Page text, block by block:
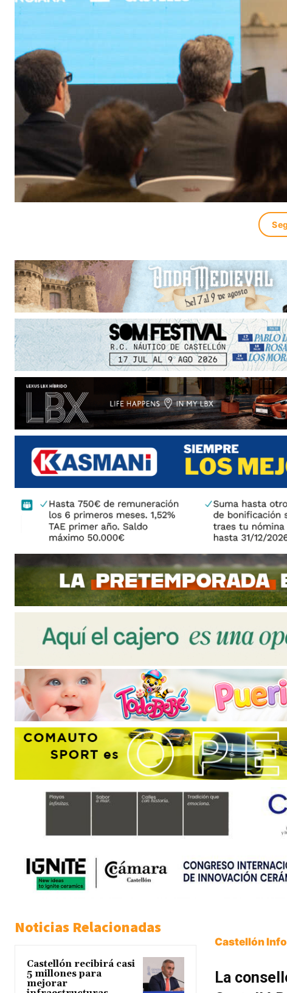
Noticias Relacionadas
Castellón recibirá casi
5 millones para
mejorar
Castellón
La